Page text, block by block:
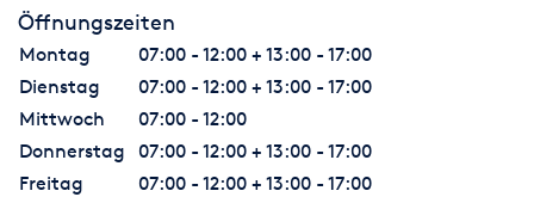
Öffnungszeiten
Montag
07:00 - 12:00 + 13:00 - 17:00
Dienstag
07:00 - 12:00 + 13:00 - 17:00
Mittwoch
07:00 - 12:00
Donnerstag
07:00 - 12:00 + 13:00 - 17:00
Freitag
07:00 - 12:00 + 13:00 - 17:00